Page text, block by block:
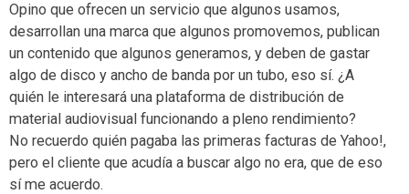
Opino que ofrecen un servicio que algunos usamos,
desarrollan una marca que algunos promovemos, publican
un contenido que algunos generamos, y deben de gastar
algo de disco y ancho de banda por un tubo, eso sí. ¿A
quién le interesará una plataforma de distribución de
material audiovisual funcionando a pleno rendimiento?
No recuerdo quién pagaba las primeras facturas de Yahoo!,
pero el cliente que acudía a buscar algo no era, que de eso
sí me acuerdo.